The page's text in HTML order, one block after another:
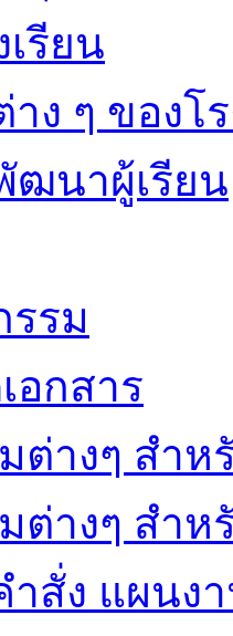
รียน
ง ๆ ของโ
ฒนาผู้เรียน
รม
อกสาร
ต่างๆ สำห
ต่างๆ สำห
ำสั่ง แผนง